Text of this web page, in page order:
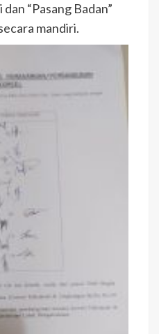
“Pasang Badan”
mandiri.